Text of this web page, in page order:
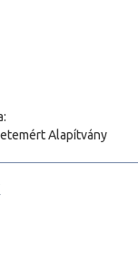
Alapítvány